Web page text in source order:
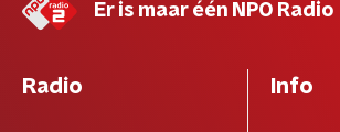
Er is maar één NPO Radio
Radio Info